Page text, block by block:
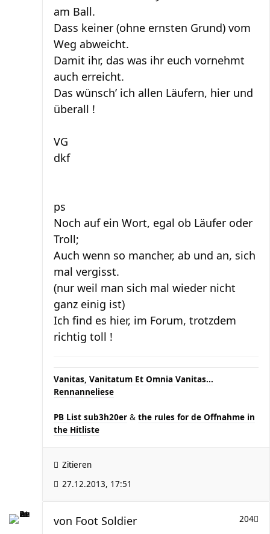
am Ball.
Dass keiner (ohne ernsten Grund) vom
Weg abweicht.
Damit ihr, das was ihr euch vornehmt
auch erreicht.
Das wünsch’ ich allen Läufern, hier und
überall !
VG
dkf
ps
Noch auf ein Wort, egal ob Läufer oder
Troll;
Auch wenn so mancher, ab und an, sich
mal vergisst.
(nur weil man sich mal wieder nicht
ganz einig ist)
Ich find es hier, im Forum, trotzdem
richtig toll !
Vanitas, Vanitatum Et Omnia Vanitas...
Rennanneliese
PB List sub3h20er & the rules for de Offnahme in
the Hitliste
Zitieren
27.12.2013, 17:51
204
von Foot Soldier